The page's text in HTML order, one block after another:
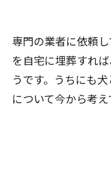
専門の業者に依頼
を自宅に埋葬すれ
うです。うちにも
について今から考え